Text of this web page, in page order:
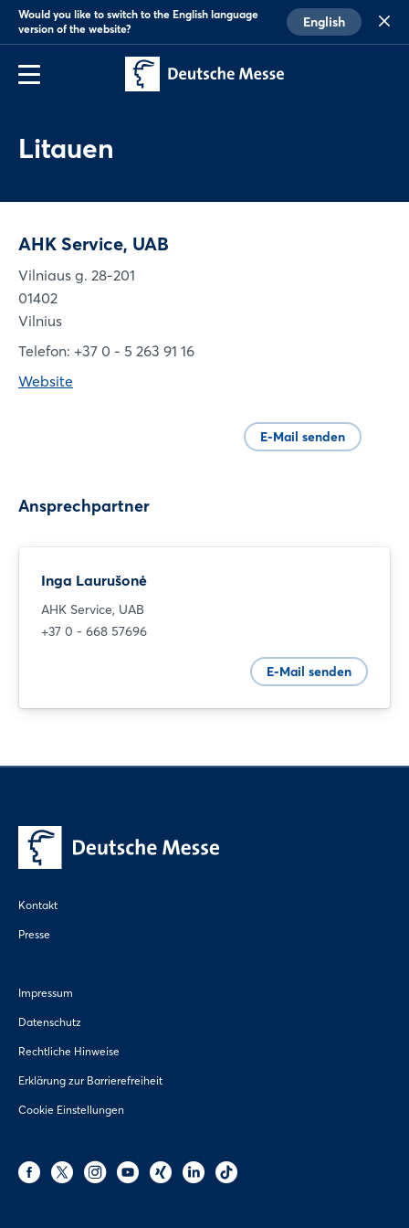
Would you like to switch to the English language
version of the website?
English
Litauen
AHK Service, UAB
Vilniaus g. 28-201
01402
Vilnius
Telefon: +37 0 - 5 263 91 16
Website
E-Mail senden
Ansprechpartner
Inga Laurušonė
AHK Service, UAB
+37 0 - 668 57696
E-Mail senden
Kontakt
Presse
Impressum
Datenschutz
Rechtliche Hinweise
Erklärung zur Barrierefreiheit
Cookie Einstellungen
Passwort vergessen?
Jetzt registrieren